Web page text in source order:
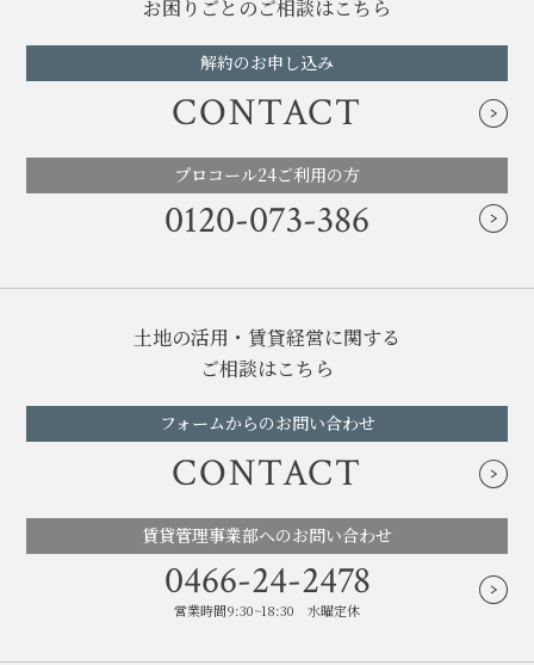
お困りごとのご相談はこちら
解約のお申し込み
CONTACT
プロコール24ご利用の方
0120-073-386
土地の活用・賃貸経営に関する
ご相談はこちら
フォームからのお問い合わせ
CONTACT
賃貸管理事業部へのお問い合わせ
0466-24-2478
営業時間9:30~18:30 水曜定休